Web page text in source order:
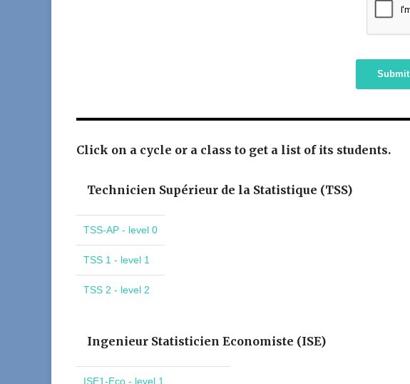
Submit
Click on a cycle or a class to get a list of its students.
Technicien Supérieur de la Statistique (TSS)
TSS-AP - level 0
TSS 1 - level 1
TSS 2 - level 2
Ingenieur Statisticien Economiste (ISE)
ISE1-Eco - level 1